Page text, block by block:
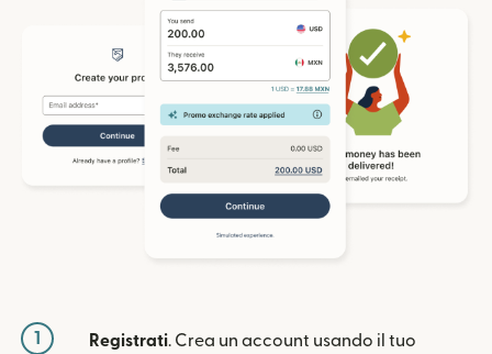
1 Registrati. Crea un account usando il tuo